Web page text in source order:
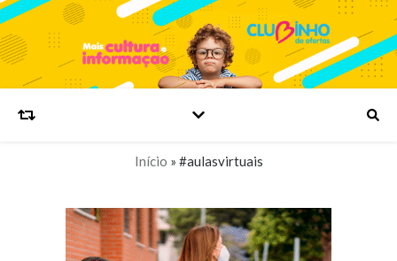
Início » #aulasvirtuais